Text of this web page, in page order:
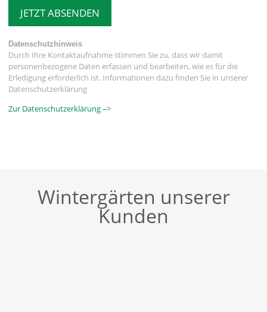
JETZT ABSENDEN
Datenschutzhinweis
Durch Ihre Kontaktaufnahme stimmen Sie zu, dass wir damit
personenbezogene Daten erfassen und bearbeiten, wie es für die
Erledigung erforderlich ist. Informationen dazu finden Sie in unserer
Datenschutzerklärung
Zur Datenschutzerklärung –>
Wintergärten unserer
Kunden